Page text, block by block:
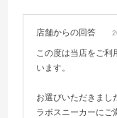
店舗からの回答
この度は当店をご利
います。
お選びいただきまし
ラボスニーカーにご